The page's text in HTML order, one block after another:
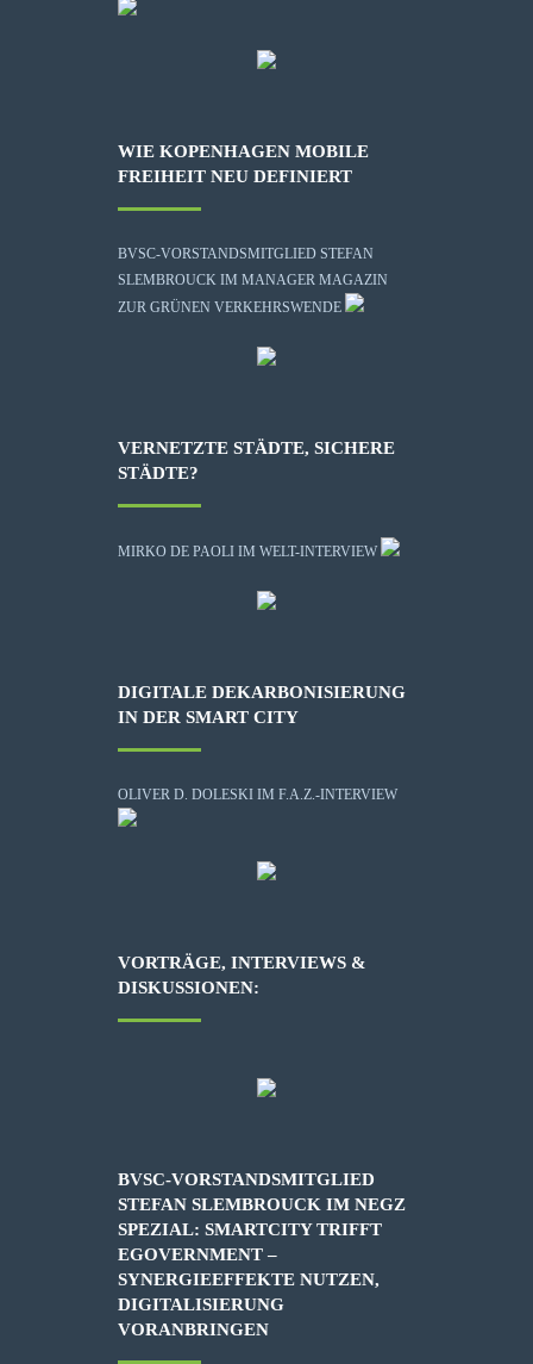
WIE KOPENHAGEN MOBILE
FREIHEIT NEU DEFINIERT
BVSC-VORSTANDSMITGLIED STEFAN
SLEMBROUCK IM MANAGER MAGAZIN
ZUR GRÜNEN VERKEHRSWENDE
VERNETZTE STÄDTE, SICHERE
STÄDTE?
MIRKO DE PAOLI IM WELT-INTERVIEW
DIGITALE DEKARBONISIERUNG
IN DER SMART CITY
OLIVER D. DOLESKI IM F.A.Z.-INTERVIEW
VORTRÄGE, INTERVIEWS &
DISKUSSIONEN:
BVSC-VORSTANDSMITGLIED
STEFAN SLEMBROUCK IM NEGZ
SPEZIAL: SMARTCITY TRIFFT
EGOVERNMENT –
SYNERGIEEFFEKTE NUTZEN,
DIGITALISIERUNG
VORANBRINGEN